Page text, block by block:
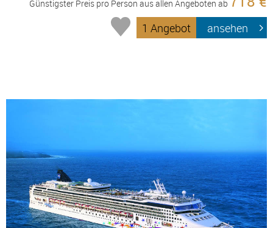
Günstigster Preis pro Person aus allen Angeboten ab
1 Angebot ansehen